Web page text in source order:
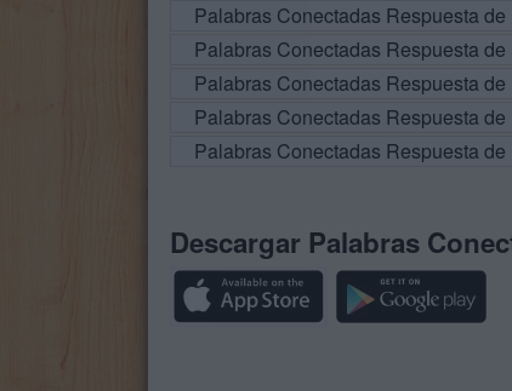
Palabras Conectadas Respuesta
Palabras Conectadas Respuesta
Palabras Conectadas Respuesta
Palabras Conectadas Respuesta
Palabras Conectadas Respuesta
Descargar Palabras